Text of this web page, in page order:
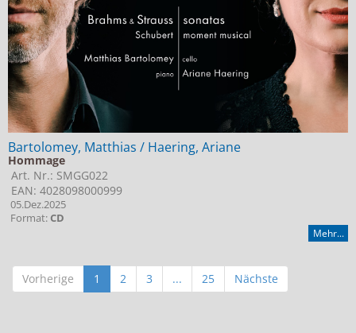
Bartolomey, Matthias / Haering, Ariane
Hommage
Art. Nr.: SMGG022
EAN: 4028098000999
05.Dez.2025
Format:CD
Mehr...
Vorherige 1 2 3 ... 25 Nächste